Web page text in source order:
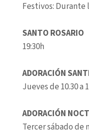
Festivos: Durante
SANTO ROSARIO
19:30h
ADORACIÓN
Jueves de 10.30 a
ADORACIÓN
Tercer sábado de